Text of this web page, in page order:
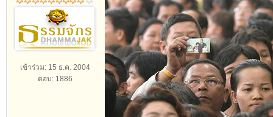
เข้าร่วม: 15 ธ.ค. 2004
ตอบ: 1886